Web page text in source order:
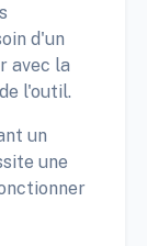
d'un
avec la
l'outil.
un
une